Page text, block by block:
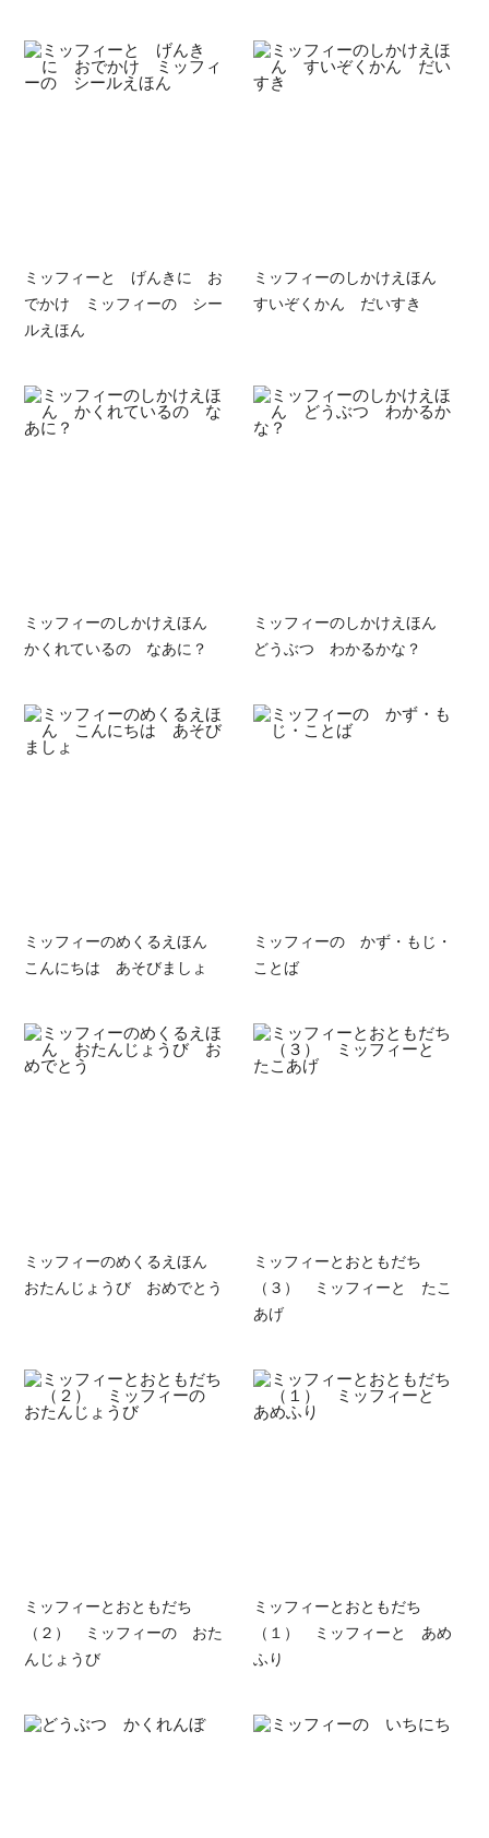
ミッフィーと げんきに お
でかけ ミッフィーの シー
ルえほん
ミッフィーのしかけえほん
すいぞくかん だいすき
ミッフィーのしかけえほん
かくれているの なあに？
ミッフィーのしかけえほん
どうぶつ わかるかな？
ミッフィーのめくるえほん
こんにちは あそびましょ
ミッフィーの かず・もじ・
ことば
ミッフィーのめくるえほん
おたんじょうび おめでとう
ミッフィーとおともだち
（３） ミッフィーと たこ
あげ
ミッフィーとおともだち
（２） ミッフィーの おた
んじょうび
ミッフィーとおともだち
（１） ミッフィーと あめ
ふり